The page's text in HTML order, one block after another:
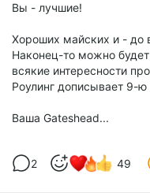
Вы - лучшие!
Хороших майских и - до
Наконец-то можно
всякие интересности
Роулинг дописывает 9-ю
Ваша Gateshead...
2 49